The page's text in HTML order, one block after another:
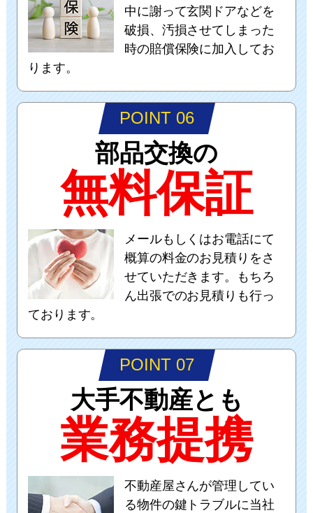
中に謝って玄関ドアなどを
破損、汚損させてしまった
時の賠償保険に加入してお
ります。
POINT 06
部品交換の
無料保証
メールもしくはお電話にて
概算の料金のお見積りをさ
せていただきます。もちろ
ん出張でのお見積りも行っ
ております。
POINT 07
大手不動産とも
業務提携
不動産屋さんが管理してい
る物件の鍵トラブルに当社